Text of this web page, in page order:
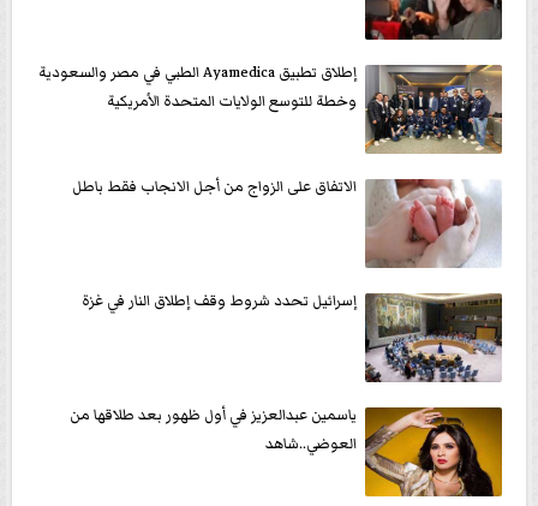
إطلاق تطبيق Ayamedica الطبي في مصر والسعودية
وخطة للتوسع الولايات المتحدة الأمريكية
الاتفاق على الزواج من أجل الانجاب فقط باطل
إسرائيل تحدد شروط وقف إطلاق النار في غزة
ياسمين عبدالعزيز في أول ظهور بعد طلاقها من
العوضي..شاهد